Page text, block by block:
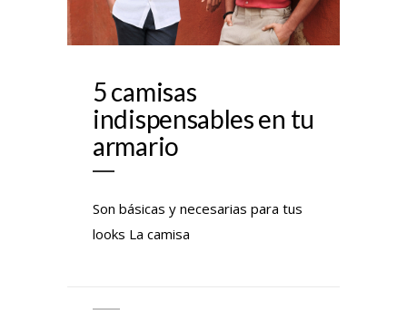
5 camisas
indispensables en tu
armario
Son básicas y necesarias para tus
looks La camisa